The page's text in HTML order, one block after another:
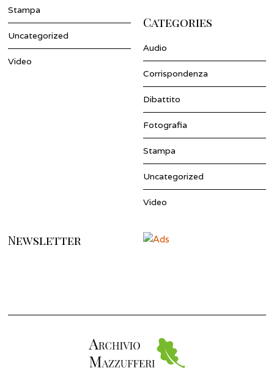
Stampa
Uncategorized
Video
Categories
Audio
Corrispondenza
Dibattito
Fotografia
Stampa
Uncategorized
Video
Newsletter